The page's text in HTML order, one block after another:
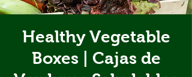
Healthy Vegetable
Boxes | Cajas de